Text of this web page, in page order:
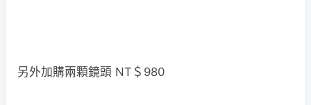
另外加購兩顆鏡頭 NT＄980